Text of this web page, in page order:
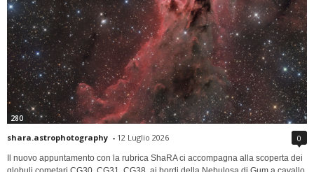
280
shara.astrophotography - 12 Luglio 2026 0
Il nuovo appuntamento con la rubrica ShaRA ci accompagna alla scoperta dei